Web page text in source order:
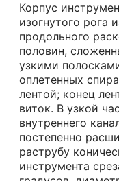
Корпус
изогнутого рога
продольного
половин,
узкими
оплетенных
лентой; конец
виток. В узкой
внутреннего
постепенно
раструбу
инструмента